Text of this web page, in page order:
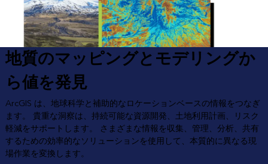
地質のマッピングとモデリングか
ら値を発見
ArcGIS は、地球科学と補助的なロケーションベースの情報をつなぎ
ます。 貴重な洞察は、持続可能な資源開発、土地利用計画、リスク
軽減をサポートします。 さまざまな情報を収集、管理、分析、共有
するための効率的なソリューションを使用して、本質的に異なる現
場作業を変換します。